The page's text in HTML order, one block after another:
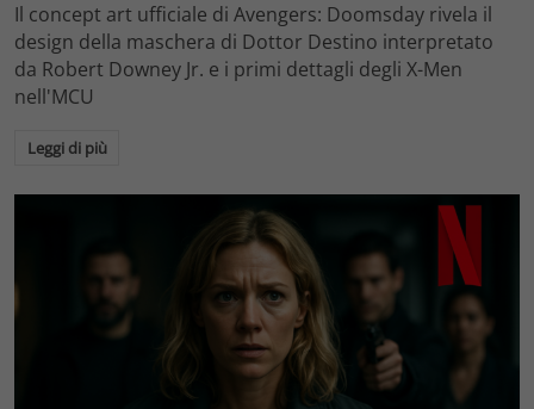
Il concept art ufficiale di Avengers: Doomsday rivela il
design della maschera di Dottor Destino interpretato
da Robert Downey Jr. e i primi dettagli degli X-Men
nell'MCU
Leggi di più